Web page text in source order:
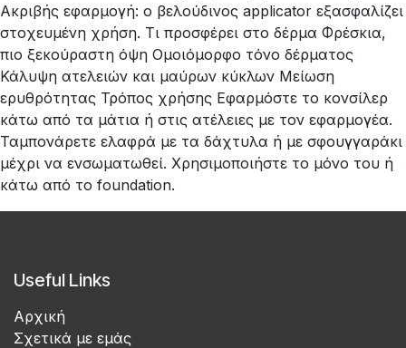
Ακριβής εφαρμογή: ο βελούδινος applicator εξασφαλίζει
στοχευμένη χρήση. Τι προσφέρει στο δέρμα Φρέσκια,
πιο ξεκούραστη όψη Ομοιόμορφο τόνο δέρματος
Κάλυψη ατελειών και μαύρων κύκλων Μείωση
ερυθρότητας Τρόπος χρήσης Εφαρμόστε το κονσίλερ
κάτω από τα μάτια ή στις ατέλειες με τον εφαρμογέα.
Ταμπονάρετε ελαφρά με τα δάχτυλα ή με σφουγγαράκι
μέχρι να ενσωματωθεί. Χρησιμοποιήστε το μόνο του ή
κάτω από το foundation.
Useful Links
Αρχική
Σχετικά με εμάς